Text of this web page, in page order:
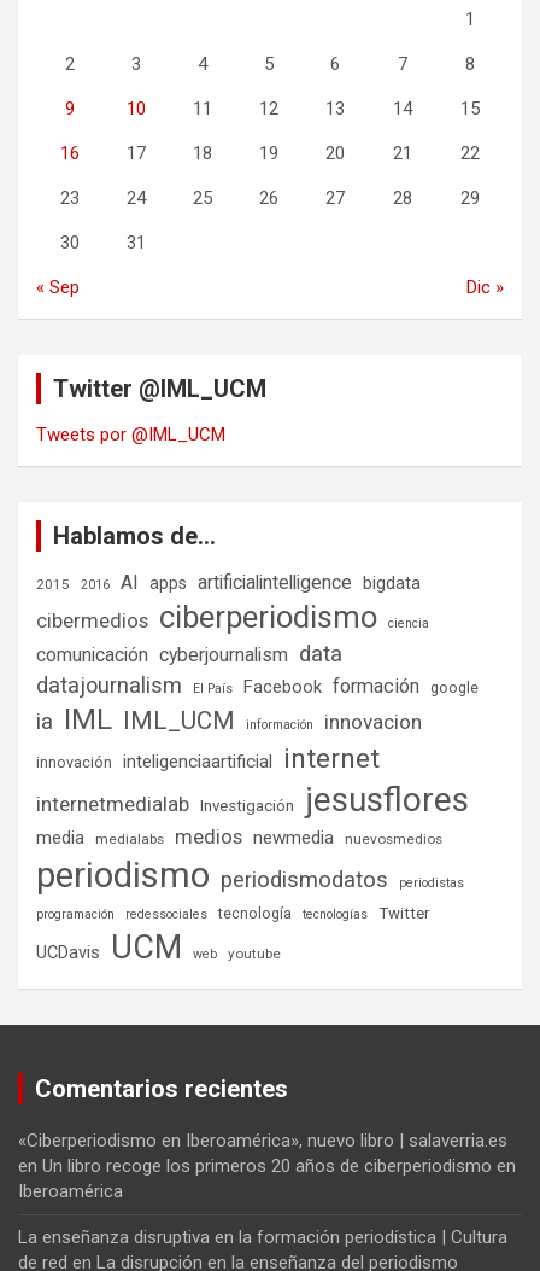
1
2 3 4 5 6 7 8
9 10 11 12 13 14 15
16 17 18 19 20 21 22
23 24 25 26 27 28 29
30 31
« Sep Dic »
Twitter @IML_UCM
Tweets por @IML_UCM
Hablamos de…
2015 2016 AI apps artificialintelligence bigdata
cibermedios ciberperiodismo ciencia
comunicación cyberjournalism data
datajournalism El País Facebook formación google
ia IML IML_UCM información innovacion
innovación inteligenciaartificial internet
internetmedialab Investigación jesusflores
media medialabs medios newmedia nuevosmedios
periodismo periodismodatos
periodistas
programación
redessociales tecnología tecnologías Twitter
UCDavis UCM web youtube
Comentarios recientes
«Ciberperiodismo en Iberoamérica», nuevo libro | salaverria.es
en Un libro recoge los primeros 20 años de ciberperiodismo en
Iberoamérica
La enseñanza disruptiva en la formación periodística | Cultura
de red en La disrupción en la enseñanza del periodismo